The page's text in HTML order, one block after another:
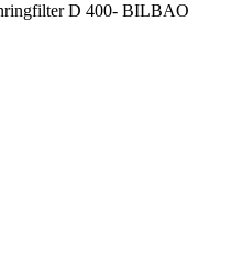
D 400- BILBAO